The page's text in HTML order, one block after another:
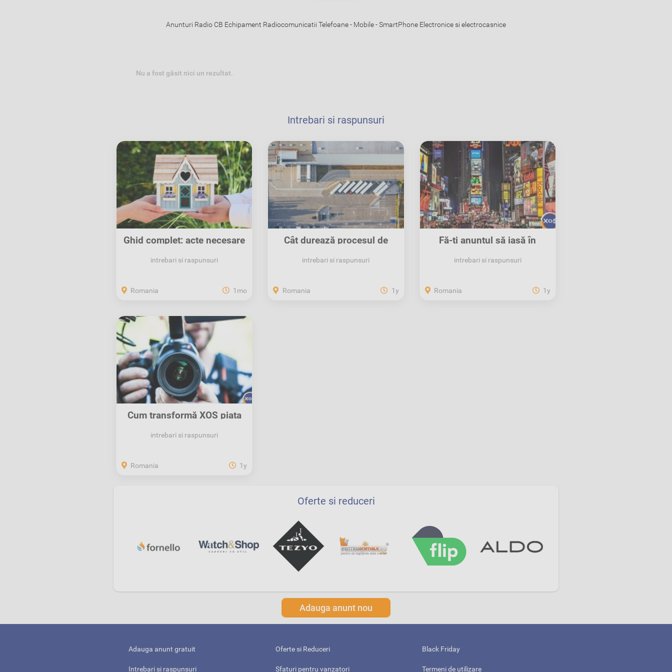
Anunturi Radio CB Echipament Radiocomunicatii Telefoane - Mobile - SmartPhone Electronice si electrocasnice
Nu a fost găsit nici un rezultat.
Intrebari si raspunsuri
Ghid complet: acte necesare
intrebari si raspunsuri
Romania 1mo
Cât durează procesul de
intrebari si raspunsuri
Romania 1y
Fă-ți anunțul să iasă în
intrebari si raspunsuri
Romania 1y
Cum transformă XOS piața
intrebari si raspunsuri
Romania 1y
Oferte si reduceri
Adauga anunt nou
Adauga anunt gratuit Oferte si Reduceri Black Friday
Intrebari si raspunsuri Sfaturi pentru vanzatori Termeni de utilizare